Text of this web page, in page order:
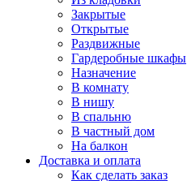
Закрытые
Открытые
Раздвижные
Гардеробные шкафы
Назначение
В комнату
В нишу
В спальню
В частный дом
На балкон
Доставка и оплата
Как сделать заказ